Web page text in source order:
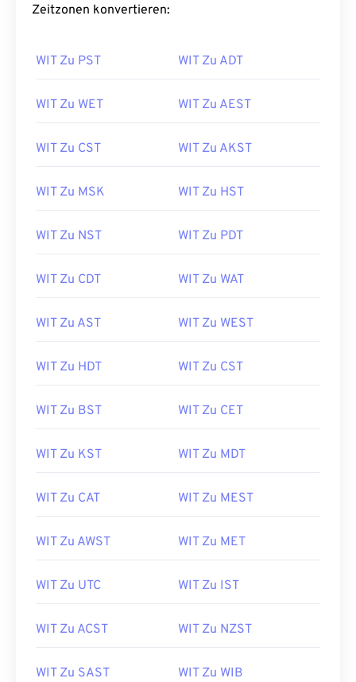
Zeitzonen konvertieren:
WIT Zu PST WIT Zu ADT
WIT Zu WET WIT Zu AEST
WIT Zu CST WIT Zu AKST
WIT Zu MSK WIT Zu HST
WIT Zu NST WIT Zu PDT
WIT Zu CDT WIT Zu WAT
WIT Zu AST WIT Zu WEST
WIT Zu HDT WIT Zu CST
WIT Zu BST WIT Zu CET
WIT Zu KST WIT Zu MDT
WIT Zu CAT WIT Zu MEST
WIT Zu AWST WIT Zu MET
WIT Zu UTC WIT Zu IST
WIT Zu ACST WIT Zu NZST
WIT Zu SAST WIT Zu WIB